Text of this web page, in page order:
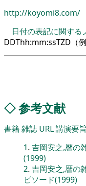
http://koyomi8.com/
日付の表記に関する
DDThh:mm:ssTZD（例
◇参考文献
書籍雑誌 URL講演要旨
1. 吉岡安之,暦の
(1999)
2. 吉岡安之,暦の
ピソード(1999)